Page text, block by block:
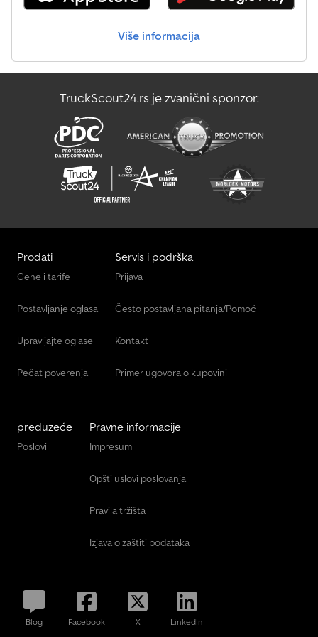
transport? Naravno! Dostavljamo vaš kontejner standardnim
Pitajte nas za ponudu! Svi rashladni agregati su servisirani i u
kontaktu! BIMICON Container Service, vaš specijalista iz
kontejneri za pomorski transport od 1996. godine u Nemačkoj i
Više informacija
TruckScout24.rs je zvanični sponzor:
Prodati
Cene i tarife
Postavljanje oglasa
Upravljajte oglase
Pečat poverenja
Servis i podrška
Prijava
Često postavljana pitanja/Pomoć
Kontakt
Primer ugovora o kupovini
preduzeće
Poslovi
Pravne informacije
Impresum
Opšti uslovi poslovanja
Pravila tržišta
Izjava o zaštiti podataka
Blog Facebook X LinkedIn